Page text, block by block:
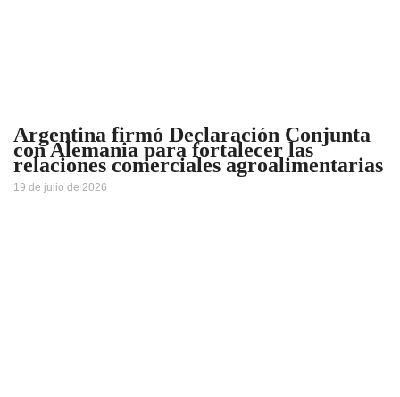
Argentina firmó Declaración Conjunta
con Alemania para fortalecer las
relaciones comerciales agroalimentarias
19 de julio de 2026